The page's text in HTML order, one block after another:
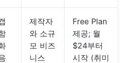
제작자
와 소규
모 비즈
니스
Free Plan
제공; 월
$24부터
시작 (취미